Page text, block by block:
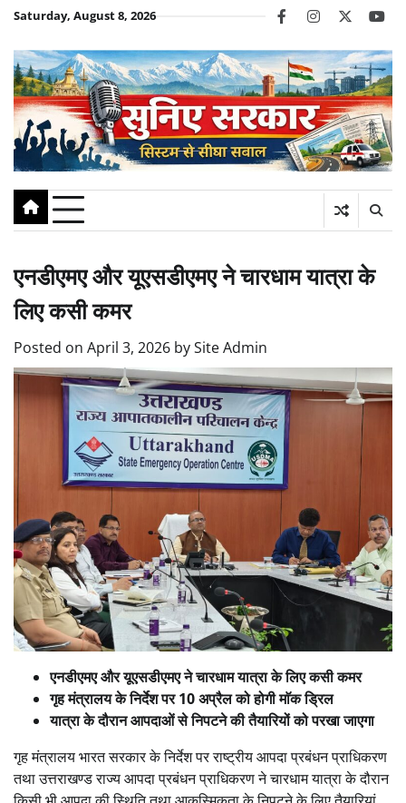
Skip
content
Saturday, August 8, 2026 facebookinstagram
twitter
एनडीएमए और यूएसडीएमए ने चारधाम यात्रा के
लिए कसी कमर
Posted on April 3, 2026 bySite Admin
एनडीएमए और यूएसडीएमए ने चारधाम यात्रा के लिए कसी कमर
गृह मंत्रालय के निर्देश पर 10 अप्रैल को होगी माॅक ड्रिल
यात्रा के दौरान आपदाओं से निपटने की तैयारियों को परखा जाएगा
गृह मंत्रालय भारत सरकार के निर्देश पर राष्ट्रीय आपदा प्रबंधन प्राधिकरण
तथा उत्तराखण्ड राज्य आपदा प्रबंधन प्राधिकरण ने चारधाम यात्रा के दौरान